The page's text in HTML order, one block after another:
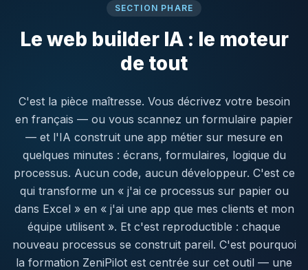
SECTION PHARE
Le web builder IA : le moteur
de tout
C'est la pièce maîtresse. Vous décrivez votre besoin
en français — ou vous scannez un formulaire papier
— et l'IA construit une app métier sur mesure en
quelques minutes : écrans, formulaires, logique du
processus. Aucun code, aucun développeur. C'est ce
qui transforme un « j'ai ce processus sur papier ou
dans Excel » en « j'ai une app que mes clients et mon
équipe utilisent ». Et c'est reproductible : chaque
nouveau processus se construit pareil. C'est pourquoi
la formation ZeniPilot est centrée sur cet outil — une